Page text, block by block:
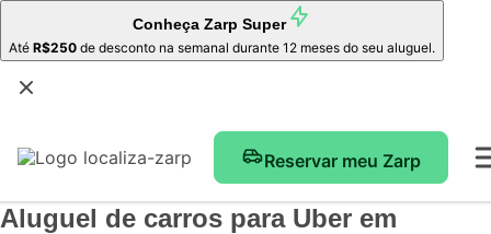
Conheça Zarp Super
Até R$250 de desconto na semanal durante 12 meses do seu aluguel.
Reservar meu Zarp
Aluguel de carros para Uber em